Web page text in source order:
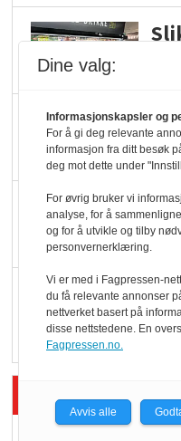
KI
Q
Siste artikler -
Dine valg:
Informasjonskapsler og
For å gi deg relevante
informasjon fra ditt besøk
deg mot dette under
For øvrig bruker vi
analyse, for å
og for å utvikle og tilby
personvernerklæring.
Vi er med i Fagpressen-
du få relevante annonser
nettverket basert på
disse nettstedene. En
Fagpressen.no.
Avvis alle